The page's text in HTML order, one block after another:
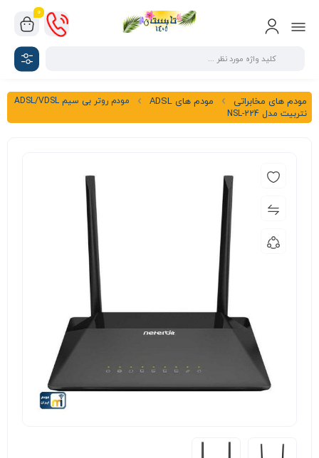
0
مودم های مخابراتی مودم های ADSL
مودم روتر بی سیم ADSL/VDSL
نتربیت مدل NSL-224